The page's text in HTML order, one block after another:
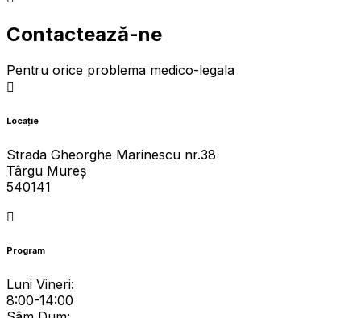
Contactează-ne
Pentru orice problema medico-legala
Locație
Strada Gheorghe Marinescu nr.38
Târgu Mureș
540141
Program
Luni Vineri:
8:00-14:00